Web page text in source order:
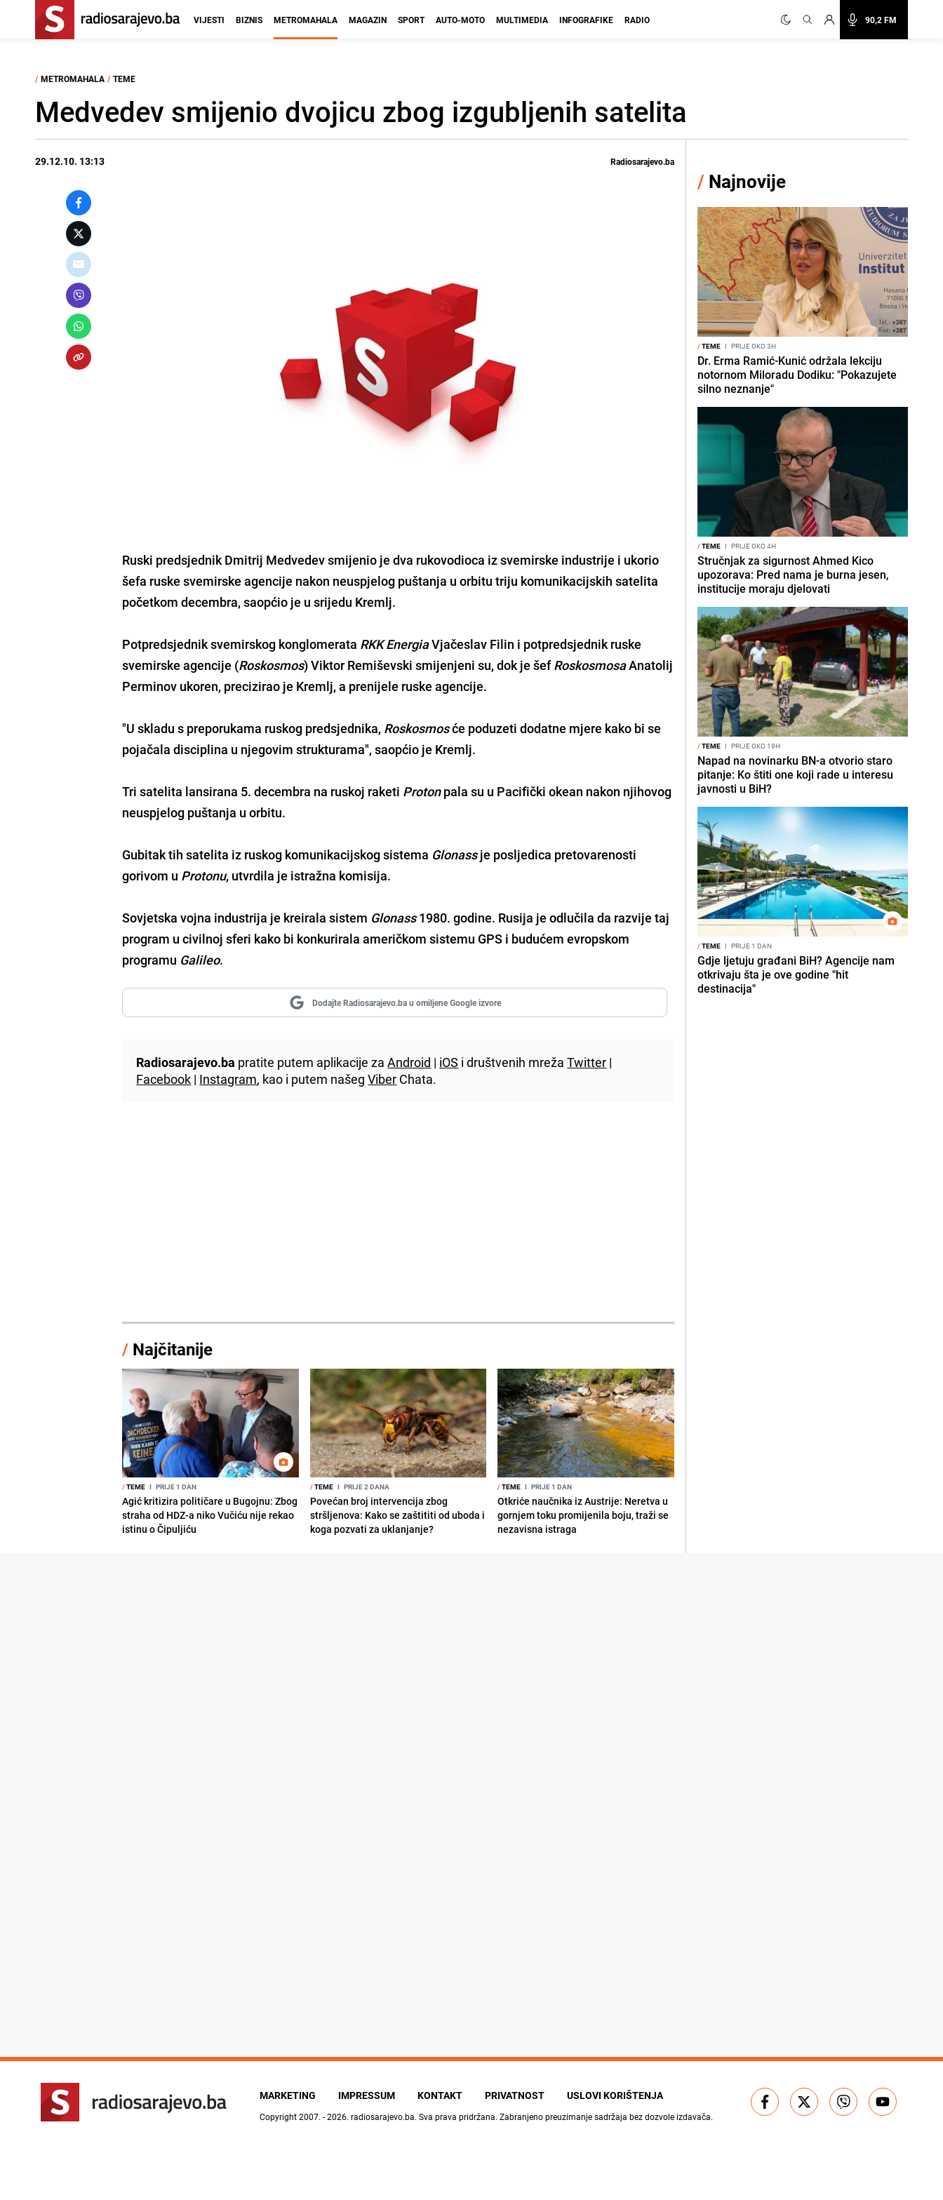
90,2 FM
VIJESTI BIZNIS METROMAHALA MAGAZIN SPORT AUTO-MOTO MULTIMEDIA INFOGRAFIKE RADIO
/ METROMAHALA / TEME
Medvedev smijenio dvojicu zbog izgubljenih satelita
29.12.10. 13:13 Radiosarajevo.ba
Ruski predsjednik Dmitrij Medvedev smijenio je dva rukovodioca iz svemirske industrije i ukorio
šefa ruske svemirske agencije nakon neuspjelog puštanja u orbitu triju komunikacijskih satelita
početkom decembra, saopćio je u srijedu Kremlj.
Potpredsjednik svemirskog konglomerata RKK EnergiaVjačeslav Filin i potpredsjednik ruske
svemirske agencije (Roskosmos) Viktor Remiševski smijenjeni su, dok je šefRoskosmosaAnatolij
Perminov ukoren, precizirao je Kremlj, a prenijele ruske agencije.
"U skladu s preporukama ruskog predsjednika, Roskosmosće poduzeti dodatne mjere kako bi se
pojačala disciplina u njegovim strukturama", saopćio je Kremlj.
Tri satelita lansirana 5. decembra na ruskoj raketi Protonpala su u Pacifički okean nakon njihovog
neuspjelog puštanja u orbitu.
Gubitak tih satelita iz ruskog komunikacijskog sistema Glonassje posljedica pretovarenosti
gorivom u Protonu, utvrdila je istražna komisija.
Sovjetska vojna industrija je kreirala sistem Glonass1980. godine. Rusija je odlučila da razvije taj
program u civilnoj sferi kako bi konkurirala američkom sistemu GPS i budućem evropskom
programu Galileo.
Dodajte Radiosarajevo.ba u omiljene Google izvore
Radiosarajevo.ba pratite putem aplikacije zaAndroid | iOS i društvenih mrežaTwitter |
Facebook | Instagram, kao i putem našegViber Chata.
/ Najčitanije
/TEME I PRIJE 1 DAN
Agić kritizira političare u Bugojnu: Zbog
straha od HDZ-a niko Vučiću nije rekao
istinu o Čipuljiću
/TEME I PRIJE 2 DANA
Povećan broj intervencija zbog
stršljenova: Kako se zaštititi od uboda i
koga pozvati za uklanjanje?
/TEME I PRIJE 1 DAN
Otkriće naučnika iz Austrije: Neretva u
gornjem toku promijenila boju, traži se
nezavisna istraga
/ Najnovije
/TEME I PRIJE OKO 3H
Dr. Erma Ramić-Kunić održala lekciju
notornom Miloradu Dodiku: "Pokazujete
silno neznanje"
/TEME I PRIJE OKO 4H
Stručnjak za sigurnost Ahmed Kico
upozorava: Pred nama je burna jesen,
institucije moraju djelovati
/TEME I PRIJE OKO 19H
Napad na novinarku BN-a otvorio staro
pitanje: Ko štiti one koji rade u interesu
javnosti u BiH?
/TEME I PRIJE 1 DAN
Gdje ljetuju građani BiH? Agencije nam
otkrivaju šta je ove godine "hit
destinacija"
MARKETING IMPRESSUM KONTAKT PRIVATNOST USLOVI KORIŠTENJA
Copyright 2007. - 2026. radiosarajevo.ba. Sva prava pridržana. Zabranjeno preuzimanje sadržaja bez dozvole izdavača.